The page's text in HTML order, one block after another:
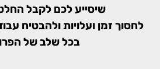
שיסייע לכם לקבל
לחסוך זמן ועלויות ולהבטיח
בכל שלב של